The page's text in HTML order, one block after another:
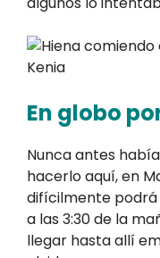
En globo
Nunca antes
hacerlo aquí, en
difícilmente podrá
a las 3:30 de la
llegar hasta allí